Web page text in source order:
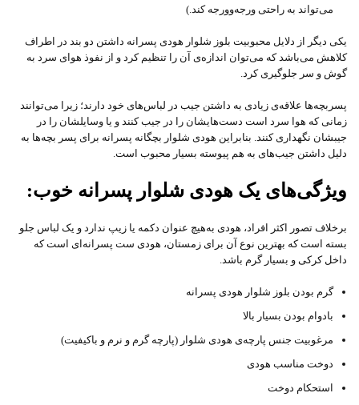
می‌تواند به راحتی ورجه‌وورجه کند.)
یکی دیگر از دلایل محبوبیت بلوز شلوار هودی پسرانه داشتن دو بند در اطراف
کلاهش می‌باشد که می‌توان اندازه‌ی آن را تنظیم کرد و از نفوذ هوای سرد به
گوش و سر جلوگیری کرد.
پسربچه‌ها علاقه‌ی زیادی به داشتن جیب در لباس‌های خود دارند؛ زیرا می‌توانند
زمانی که هوا سرد است دست‌هایشان را در جیب کنند و یا وسایلشان را در
جیبشان نگهداری کنند. بنابراین هودی شلوار بچگانه پسرانه برای پسر بچه‌ها به
دلیل داشتن جیب‌های به هم پیوسته بسیار محبوب است.
ویژگی‌های یک هودی شلوار پسرانه خوب:
برخلاف تصور اکثر افراد، هودی به‌هیچ عنوان دکمه یا زیپ ندارد و یک لباس جلو
بسته است که بهترین نوع آن برای زمستان، هودی ست پسرانه‌ای است که
داخل کرکی و بسیار گرم باشد.
گرم بودن بلوز شلوار هودی پسرانه
بادوام بودن بسیار بالا
مرغوبیت جنس پارچه‌ی هودی شلوار (پارچه گرم و نرم و باکیفیت)
دوخت مناسب هودی
استحکام دوخت